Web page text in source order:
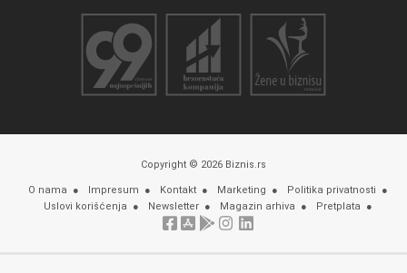
Copyright © 2026 Biznis.rs
O nama Impresum Kontakt Marketing
Politika privatnosti
Uslovi korišćenja
Newsletter Magazin arhiva Pretplata